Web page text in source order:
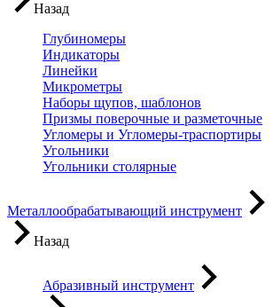
Назад
Глубиномеры
Индикаторы
Линейки
Микрометры
Наборы щупов, шаблонов
Призмы поверочные и разметочные
Угломеры и Угломеры-траспортиры
Угольники
Угольники столярные
Металлообрабатывающий инструмент
Назад
Абразивный инструмент